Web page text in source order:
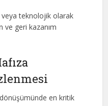
teknolojik olarak
ve geri kazanım
dönüşümünde en kritik